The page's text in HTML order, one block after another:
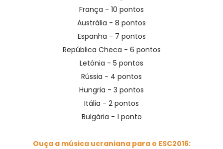
França - 10 pontos
Austrália - 8 pontos
Espanha - 7 pontos
República Checa - 6 pontos
Letónia - 5 pontos
Rússia - 4 pontos
Hungria - 3 pontos
Itália - 2 pontos
Bulgária - 1 ponto
Ouça a música ucraniana para o ESC2016: